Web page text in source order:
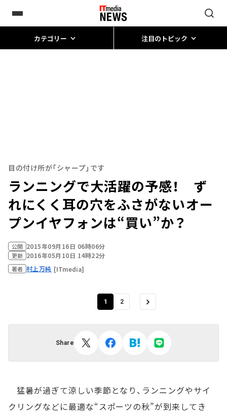
カテゴリー 注目のトピック
目の付け所が「シャープ」です
ランニングで大活躍の予感！ ず
れにくく耳の穴をふさがないオー
プンイヤフォンは“買い”か？
公開 2015年09月16日 06時06分
更新 2016年05月10日 14時22分
著者 村上万純 [ITmedia]
1 2
Share
猛暑が過ぎて涼しい季節となり、ランニングやサイ
クリングなどに最適な“スポーツの秋”が到来してき